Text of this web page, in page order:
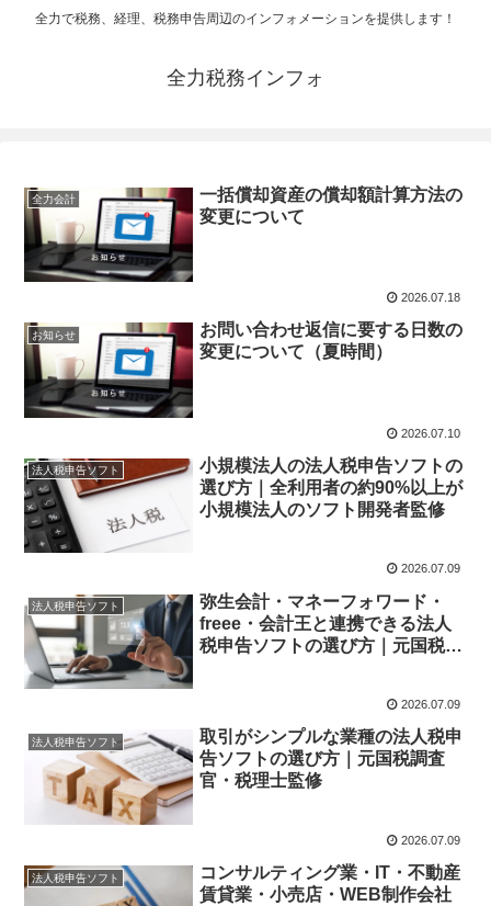
全力で税務、経理、税務申告周辺のインフォメーションを提供します！
全力税務インフォ
全力会計
一括償却資産の償却額計算方法の
変更について
2026.07.18
お知らせ
お問い合わせ返信に要する日数の
変更について（夏時間）
2026.07.10
法人税申告ソフト
小規模法人の法人税申告ソフトの
選び方｜全利用者の約90%以上が
小規模法人のソフト開発者監修
2026.07.09
法人税申告ソフト
弥生会計・マネーフォワード・
freee・会計王と連携できる法人
税申告ソフトの選び方｜元国税調
2026.07.09
法人税申告ソフト
取引がシンプルな業種の法人税申
告ソフトの選び方｜元国税調査
官・税理士監修
2026.07.09
法人税申告ソフト
コンサルティング業・IT・不動産
賃貸業・小売店・WEB制作会社